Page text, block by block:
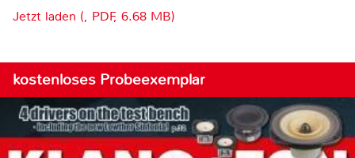
Jetzt laden (, PDF, 6.68 MB)
kostenloses Probeexemplar